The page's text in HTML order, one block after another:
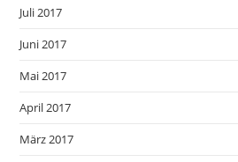
Juli 2017
Juni 2017
Mai 2017
April 2017
März 2017